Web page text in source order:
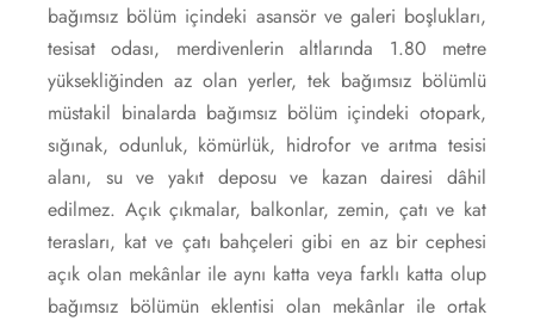
bağımsız bölüm içindeki asansör ve galeri boşlukları,
tesisat odası, merdivenlerin altlarında 1.80 metre
yüksekliğinden az olan yerler, tek bağımsız bölümlü
müstakil binalarda bağımsız bölüm içindeki otopark,
sığınak, odunluk, kömürlük, hidrofor ve arıtma tesisi
alanı, su ve yakıt deposu ve kazan dairesi dâhil
edilmez. Açık çıkmalar, balkonlar, zemin, çatı ve kat
terasları, kat ve çatı bahçeleri gibi en az bir cephesi
açık olan mekânlar ile aynı katta veya farklı katta olup
bağımsız bölümün eklentisi olan mekânlar ile ortak